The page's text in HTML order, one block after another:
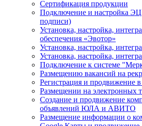
Сертификация продукции
Подключение и настройка
подписи)
Установка, настройка,
обеспечения «Эвотор»
Установка, настройка,
Установка, настройка,
Подключение к системе
Размещению вакансий на
Регистрация и продвижение
Размещении на электронных
Создание и продвижение
объявлений ЮЛА и АВИТО
Размещение информации о